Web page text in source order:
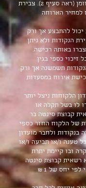
שאינו אשראי או מזומן (ראה סעיף 2). צבירת
למחיר הארוחה
יכול להתבצע אך ורק
הנקודות ולא ניתן
באותה רכישה.
זיכוי כספי בגין
תשמשנה אך ורק
אירוח במסעדות
הלקוחות ניצל יותר
לו בשל תקלה או
קבוצת סינטה בר
של הלקוח החזר כספי
לנקודה בנקודות ולחבר מועדון
טענה ו/או תביעה ו/או
ובו קיימת יתרת
רשאית קבוצת סינטה
בר לקבל החזר כספי לפי יחס של 1 ₪